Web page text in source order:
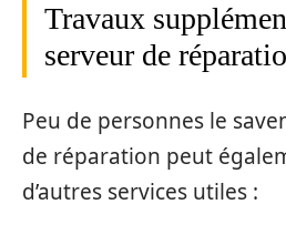
Travaux
serveur de
Peu de personnes le
de réparation peut
d’autres services utiles :